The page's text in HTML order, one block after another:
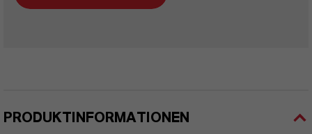
PRODUKTINFORMATIONEN